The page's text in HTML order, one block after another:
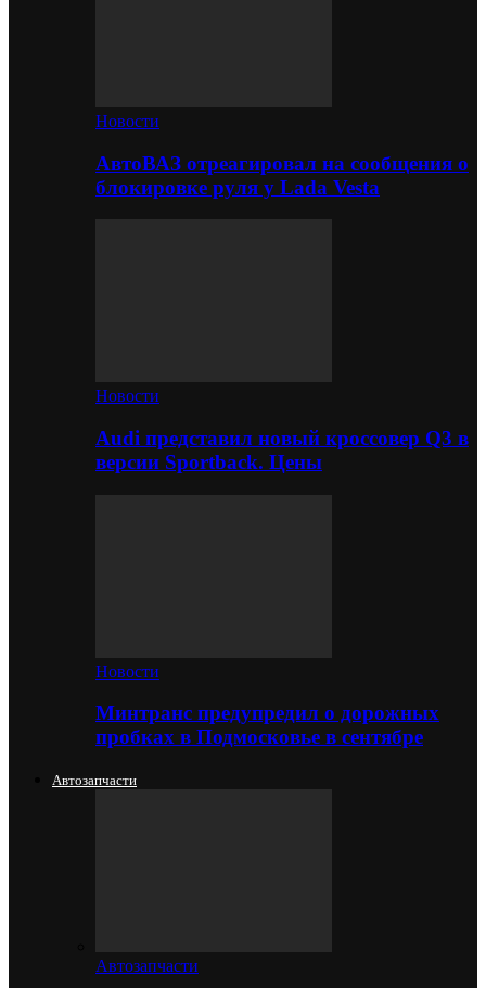
Новости
АвтоВАЗ отреагировал на сообщения о
блокировке руля у Lada Vesta
Новости
Audi представил новый кроссовер Q3 в
версии Sportback. Цены
Новости
Минтранс предупредил о дорожных
пробках в Подмосковье в сентябре
Автозапчасти
Автозапчасти